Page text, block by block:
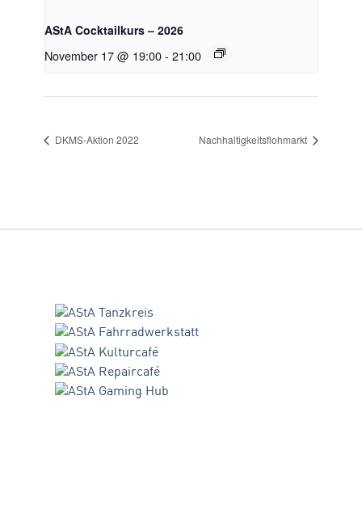
AStA Cocktailkurs – 2026
November 17 @ 19:00- 21:00
DKMS-Aktion 2022 Nachhaltigkeitsflohmarkt